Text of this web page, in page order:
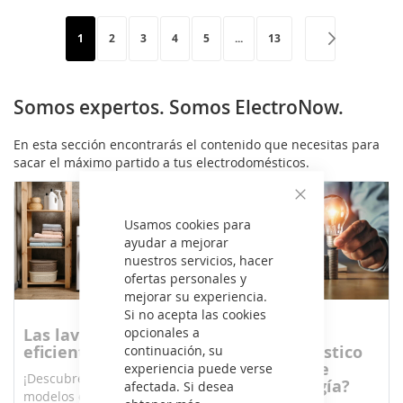
Cerrar
Usamos cookies para
ayudar a mejorar
nuestros servicios, hacer
ofertas personales y
mejorar su experiencia.
Si no acepta las cookies
opcionales a
continuación, su
experiencia puede verse
afectada. Si desea
Página
Actualmente estás leyendo página
1 Página
2 Página
3 Página
4 Página
5 ... Página
13
Somos expertos. Somos ElectroNow.
En esta sección encontrarás el contenido que necesitas para
sacar el máximo partido a tus electrodomésticos.
Las lavadoras más
eficientes
¡Descubre los mejores
modelos de lavadoras
electrodoméstico
que consume
menos energía?